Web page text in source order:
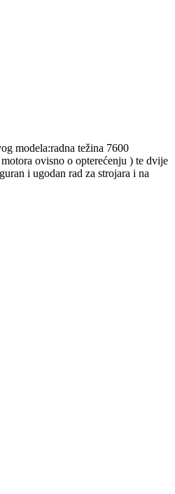
modela:radna težina 7600
ovisno o opterećenju ) te dvije
i ugodan rad za strojara i na